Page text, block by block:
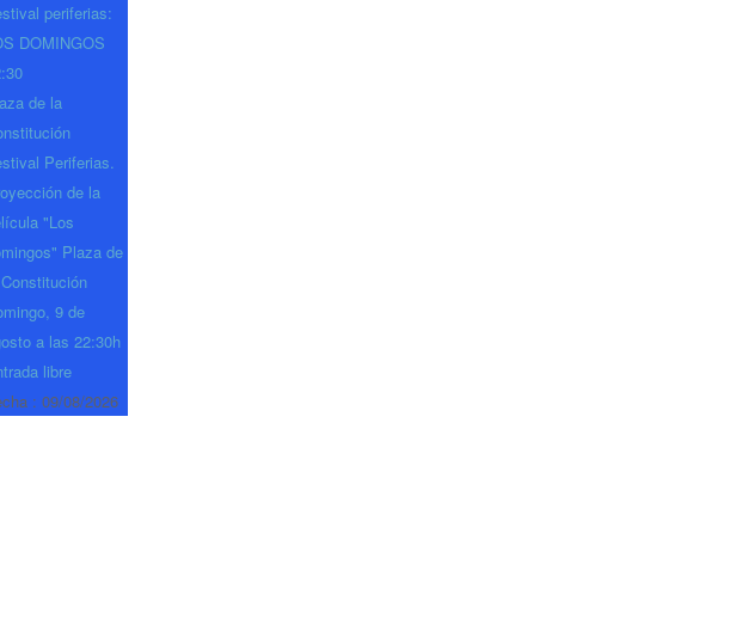
periferias:
DOMINGOS
de la
Periferias.
de la
"Los
Plaza de
9 de
a las 22:30h
libre
: 09/08/2026